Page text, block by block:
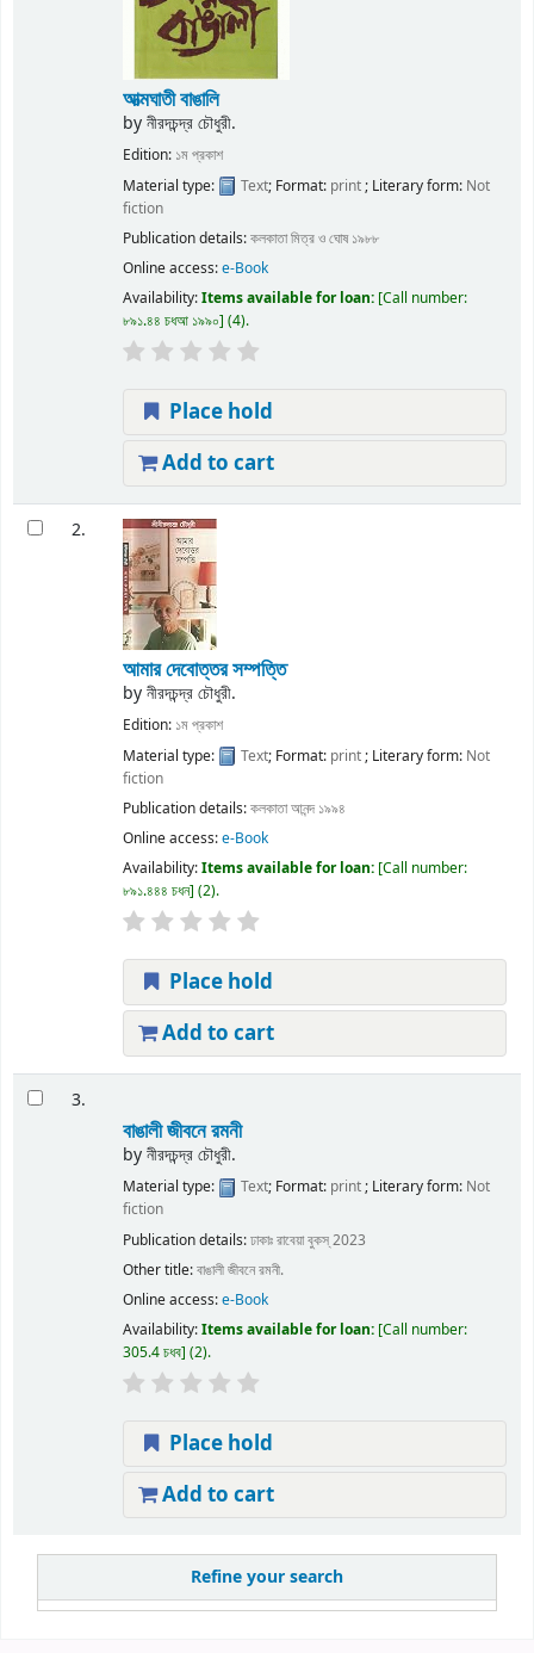
Refine your search
আত্মঘাতী বাঙালি
byনীরদচন্দ্র চৌধুরী.
Edition: ১ম প্রকাশ
Material type:
Text; Format: print ; Literary form: Not
fiction
Publication details:কলকাতামিত্র ও ঘোষ ১৯৮৮
Online access:e-Book
Availability:Items available for loan: Call number:
৮৯১.৪৪ চধআ ১৯৯০ (4).
Place hold
Add to cart
2.
আমার দেবোত্তর সম্পত্তি
byনীরদচন্দ্র চৌধুরী.
Edition: ১ম প্রকাশ
Material type:
Text; Format: print; Literary form: Not
fiction
Publication details:কলকাতাআনন্দ ১৯৯৪
Online access:e-Book
Availability:Items available for loan: Call number:
৮৯১.৪৪৪ চধন (2).
Place hold
Add to cart
3.
বাঙালী জীবনে রমনী
byনীরদচন্দ্র চৌধুরী.
Material type: Text; Format: print; Literary form: Not
fiction
Publication details:ঢাকাঃরাবেয়া বুকস্2023
Other title:বাঙালী জীবনে রমনী.
Online access:e-Book
Availability:Items available for loan: Call number:
305.4 চধব (2).
Place hold
Add to cart